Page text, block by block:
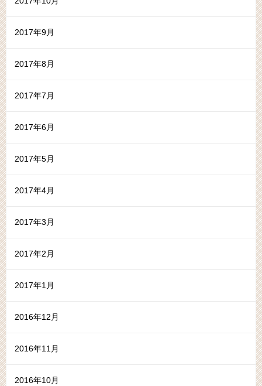
2017年9月
2017年8月
2017年7月
2017年6月
2017年5月
2017年4月
2017年3月
2017年2月
2017年1月
2016年12月
2016年11月
2016年10月